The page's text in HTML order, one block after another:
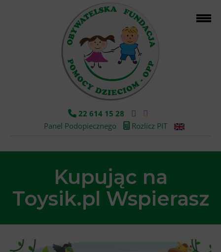
22 614 15 28
Panel Podopiecznego
Rozlicz PIT
Kupując na
Toysik.pl Wspierasz